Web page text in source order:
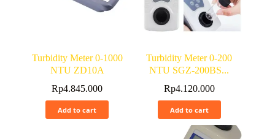
Turbidity Meter 0-1000
NTU ZD10A
Rp4.845.000
Add to cart
Turbidity Meter 0-200
NTU SGZ-200BS...
Rp4.120.000
Add to cart